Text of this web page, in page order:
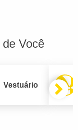
Você
Vestuário